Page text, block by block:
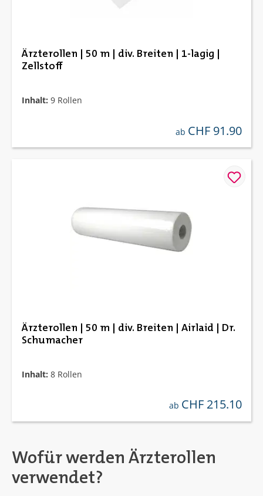
Ärzterollen | 50 m | div. Breiten | 1-lagig |
Zellstoff
Inhalt: 9 Rollen
regulärer preis:
ab CHF 91.90
Ärzterollen | 50 m | div. Breiten | Airlaid | Dr.
Schumacher
Inhalt: 8 Rollen
regulärer preis:
ab CHF 215.10
Wofür werden Ärzterollen
verwendet?